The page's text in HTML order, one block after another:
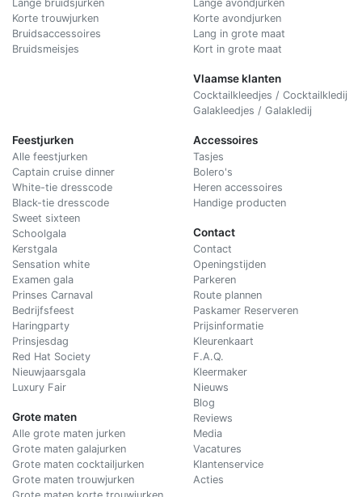
Lange bruidsjurken
Korte trouwjurken
Bruidsaccessoires
Bruidsmeisjes
Lange avondjurken
Korte avondjurken
Lang in grote maat
Kort in grote maat
Vlaamse klanten
Cocktailkleedjes / Cocktailkledij
Galakleedjes / Galakledij
Feestjurken
Alle feestjurken
Captain cruise dinner
White-tie dresscode
Black-tie dresscode
Sweet sixteen
Schoolgala
Kerstgala
Sensation white
Examen gala
Prinses Carnaval
Bedrijfsfeest
Haringparty
Prinsjesdag
Red Hat Society
Nieuwjaarsgala
Luxury Fair
Grote maten
Alle grote maten jurken
Grote maten galajurken
Grote maten cocktailjurken
Grote maten trouwjurken
Accessoires
Tasjes
Bolero's
Heren accessoires
Handige producten
Contact
Contact
Openingstijden
Parkeren
Route plannen
Paskamer Reserveren
Prijsinformatie
Kleurenkaart
F.A.Q.
Kleermaker
Nieuws
Blog
Reviews
Media
Vacatures
Klantenservice
Acties